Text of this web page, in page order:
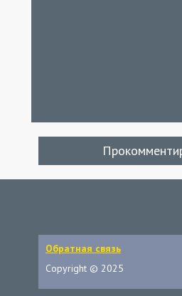
Обратная связь
Copyright © 2025